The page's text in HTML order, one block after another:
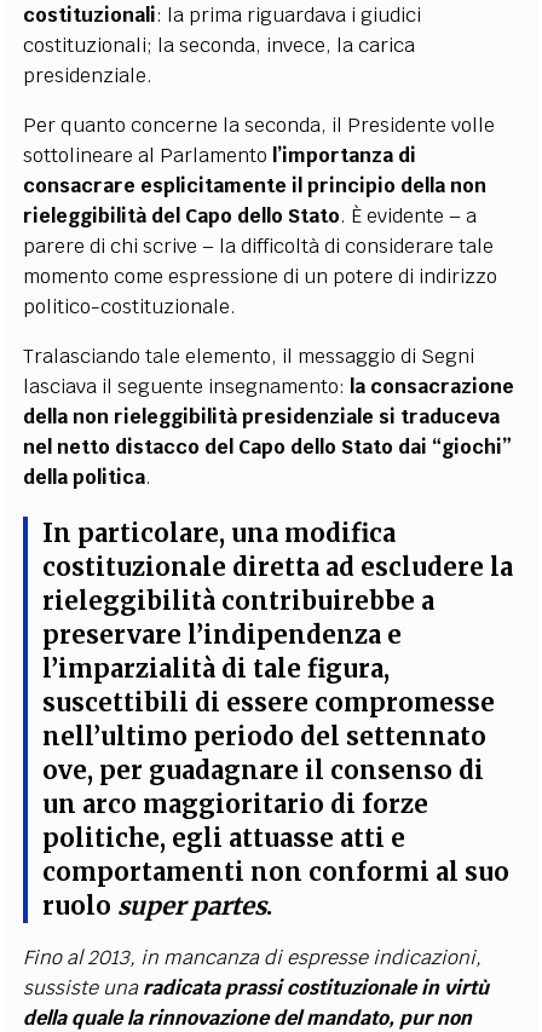
costituzionali: la prima riguardava i giudici
costituzionali; la seconda, invece, la carica
presidenziale.
Per quanto concerne la seconda, il Presidente volle
sottolineare al Parlamento l’importanza di
consacrare esplicitamente il principio della non
rieleggibilità del Capo dello Stato. È evidente – a
parere di chi scrive – la difficoltà di considerare tale
momento come espressione di un potere di indirizzo
politico-costituzionale.
Tralasciando tale elemento, il messaggio di Segni
lasciava il seguente insegnamento: la consacrazione
della non rieleggibilità presidenziale si traduceva
nel netto distacco del Capo dello Stato dai “giochi”
della politica.
In particolare, una modifica
costituzionale diretta ad escludere la
rieleggibilità contribuirebbe a
preservare l’indipendenza e
l’imparzialità di tale figura,
suscettibili di essere compromesse
nell’ultimo periodo del settennato
ove, per guadagnare il consenso di
un arco maggioritario di forze
politiche, egli attuasse atti e
comportamenti non conformi al suo
ruolo super partes.
Fino al 2013, in mancanza di espresse indicazioni,
sussiste unaradicata prassi costituzionale in virtù
della quale la rinnovazione del mandato, pur non